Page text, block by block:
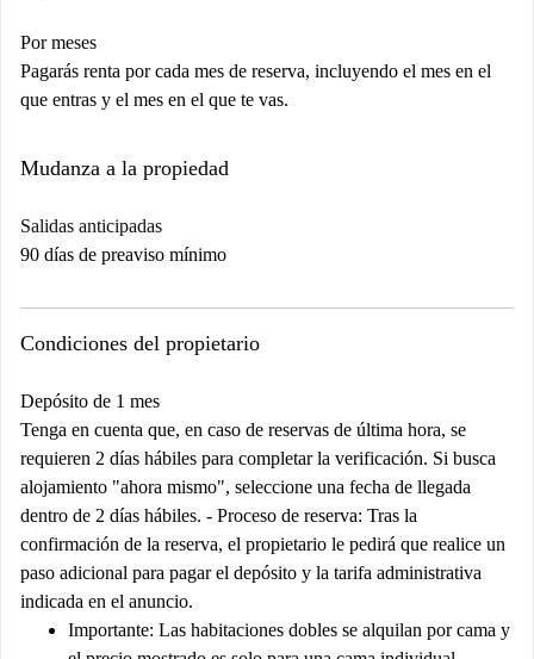
Por meses
Pagarás renta por cada mes de reserva, incluyendo el mes en el
que entras y el mes en el que te vas.
Mudanza a la propiedad
Salidas anticipadas
90 días de preaviso mínimo
Condiciones del propietario
Depósito de 1 mes
Tenga en cuenta que, en caso de reservas de última hora, se
requieren 2 días hábiles para completar la verificación. Si busca
alojamiento "ahora mismo", seleccione una fecha de llegada
dentro de 2 días hábiles. - Proceso de reserva: Tras la
confirmación de la reserva, el propietario le pedirá que realice un
paso adicional para pagar el depósito y la tarifa administrativa
indicada en el anuncio.
Importante: Las habitaciones dobles se alquilan por cama y